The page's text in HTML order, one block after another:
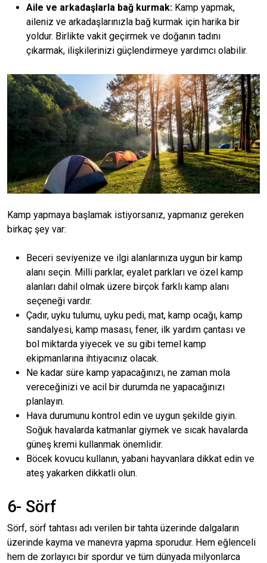
Aile ve arkadaşlarla bağ kurmak: Kamp yapmak,
aileniz ve arkadaşlarınızla bağ kurmak için harika bir
yoldur. Birlikte vakit geçirmek ve doğanın tadını
çıkarmak, ilişkilerinizi güçlendirmeye yardımcı olabilir.
Kamp yapmaya başlamak istiyorsanız, yapmanız gereken
birkaç şey var:
Beceri seviyenize ve ilgi alanlarınıza uygun bir kamp
alanı seçin. Milli parklar, eyalet parkları ve özel kamp
alanları dahil olmak üzere birçok farklı kamp alanı
seçeneği vardır.
Çadır, uyku tulumu, uyku pedi, mat, kamp ocağı, kamp
sandalyesi, kamp masası, fener, ilk yardım çantası ve
bol miktarda yiyecek ve su gibi temel kamp
ekipmanlarına ihtiyacınız olacak.
Ne kadar süre kamp yapacağınızı, ne zaman mola
vereceğinizi ve acil bir durumda ne yapacağınızı
planlayın.
Hava durumunu kontrol edin ve uygun şekilde giyin.
Soğuk havalarda katmanlar giymek ve sıcak havalarda
güneş kremi kullanmak önemlidir.
Böcek kovucu kullanın, yabani hayvanlara dikkat edin ve
ateş yakarken dikkatli olun.
6- Sörf
Sörf, sörf tahtası adı verilen bir tahta üzerinde dalgaların
üzerinde kayma ve manevra yapma sporudur. Hem eğlenceli
hem de zorlayıcı bir spordur ve tüm dünyada milyonlarca